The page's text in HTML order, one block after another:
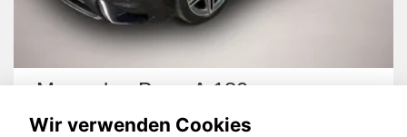
Mercedes-Benz A 180
Wir verwenden Cookies